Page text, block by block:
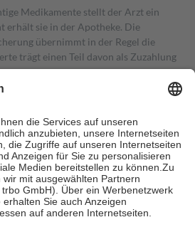
Medikamente stellt der Arzt ein
erhält sie in der Apotheke. Die
übernimmt in der Regel die
trägt einen Teil davon als Zuzahlung
Zuzahlungen in Höhe von zehn
jedoch nie mehr als die tatsächlichen
auch für Online-Apotheken.
Krankenpflege beträgt die
Kosten sowie zehn Euro je
für ihre eigene Gesundheit zu
Stellung der Familie zu unterstützen,